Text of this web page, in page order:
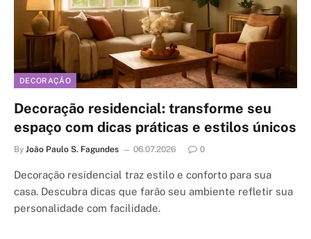
DECORAÇÃO
Decoração residencial: transforme seu
espaço com dicas práticas e estilos únicos
By João Paulo S. Fagundes 06.07.2026 0
Decoração residencial traz estilo e conforto para sua
casa. Descubra dicas que farão seu ambiente refletir sua
personalidade com facilidade.